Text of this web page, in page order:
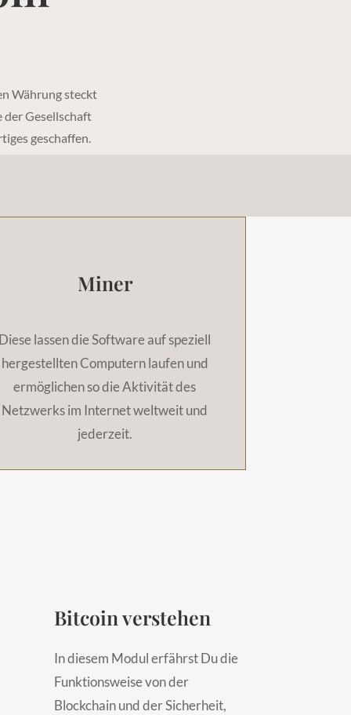
Währung steckt
der Gesellschaft
geschaffen.
Miner
lassen die Software auf speziell
hergestellten Computern laufen und
ermöglichen so die Aktivität des
Netzwerks im Internet weltweit und
jederzeit.
Bitcoin verstehen
In diesem Modul erfährst Du die
Funktionsweise von der
Blockchain und der Sicherheit,